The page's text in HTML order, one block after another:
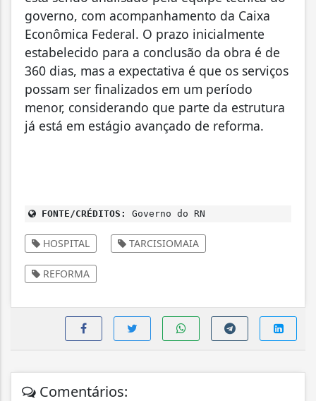
governo, com acompanhamento da Caixa
Econômica Federal. O prazo inicialmente
estabelecido para a conclusão da obra é de
360 dias, mas a expectativa é que os serviços
possam ser finalizados em um período
menor, considerando que parte da estrutura
já está em estágio avançado de reforma.
FONTE/CRÉDITOS: Governo do RN
HOSPITAL TARCISIOMAIA
REFORMA
Comentários: